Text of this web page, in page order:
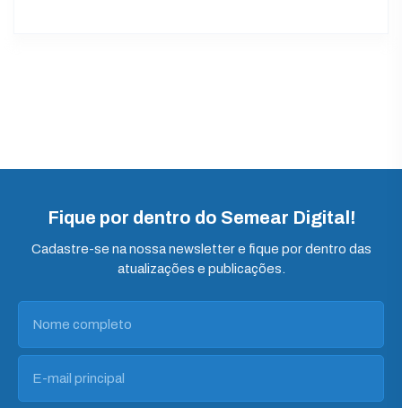
Fique por dentro do Semear Digital!
Cadastre-se na nossa newsletter e fique por dentro das
atualizações e publicações.